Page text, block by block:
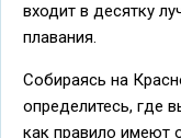
входит в десятку
плавания.
Собираясь на
определитесь, где
как правило имеют